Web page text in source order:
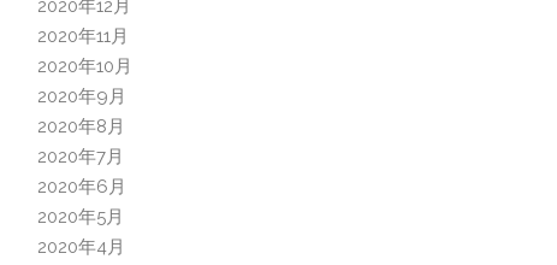
2020年12月
2020年11月
2020年10月
2020年9月
2020年8月
2020年7月
2020年6月
2020年5月
2020年4月